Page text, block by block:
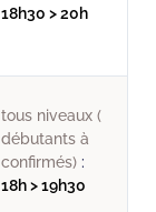
18h30 > 20h
tous niveaux (
débutants à
confirmés) :
18h > 19h30